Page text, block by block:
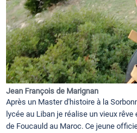
Jean François de Marignan
Après un Master d'histoire à la
lycée au Liban je réalise un vieux
de Foucauld au Maroc. Ce jeune